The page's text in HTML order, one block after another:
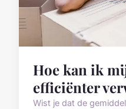
Hoe kan ik
efficiënter
Wist je dat de